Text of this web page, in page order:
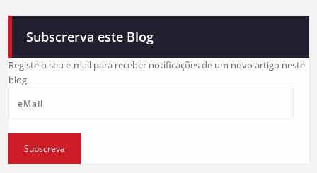
Subscrerva este Blog
Registe o seu e-mail para receber notificações de um novo artigo neste
blog.
Subscreva